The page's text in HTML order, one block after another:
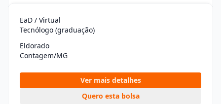
EaD / Virtual
Tecnólogo (graduação)
Eldorado
Contagem/MG
Ver mais detalhes
Quero esta bolsa